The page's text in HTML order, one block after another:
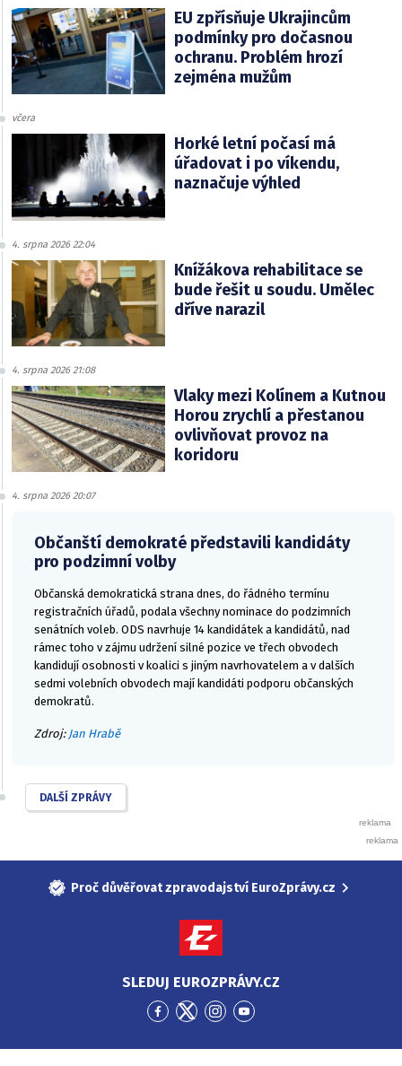
EU zpřísňuje Ukrajincům
podmínky pro dočasnou
ochranu. Problém hrozí
zejména mužům
včera
Horké letní počasí má
úřadovat i po víkendu,
naznačuje výhled
4. srpna 2026 22:04
Knížákova rehabilitace se
bude řešit u soudu. Umělec
dříve narazil
4. srpna 2026 21:08
Vlaky mezi Kolínem a Kutnou
Horou zrychlí a přestanou
ovlivňovat provoz na
koridoru
4. srpna 2026 20:07
Občanští demokraté představili kandidáty
pro podzimní volby
Občanská demokratická strana dnes, do řádného termínu
registračních úřadů, podala všechny nominace do podzimních
senátních voleb. ODS navrhuje 14 kandidátek a kandidátů, nad
rámec toho v zájmu udržení silné pozice ve třech obvodech
kandidují osobnosti v koalici s jiným navrhovatelem a v dalších
sedmi volebních obvodech mají kandidáti podporu občanských
demokratů.
Zdroj: Jan Hrabě
DALŠÍ ZPRÁVY
Proč důvěřovat zpravodajství EuroZprávy.cz
SLEDUJ EUROZPRÁVY.CZ
Přejít
Facebook
Přejít
Twitter
Přejít
Instagram
Přejít
YouTube